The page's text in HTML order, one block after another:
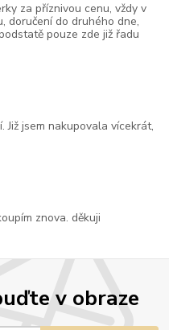
v obraze
za příznivou cenu, vždy v
doručení do druhého dne,
pouze zde již řadu
Již jsem nakupovala vícekrát,
znova. děkuji